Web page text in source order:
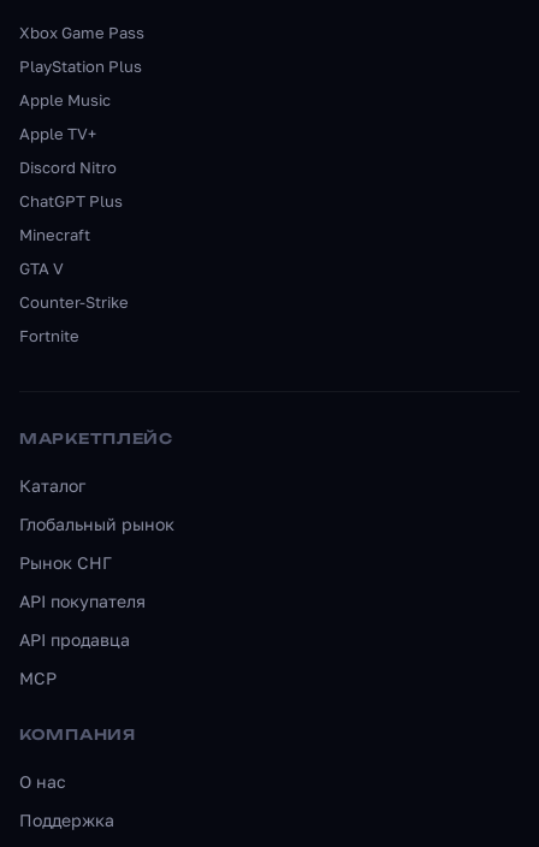
Xbox Game Pass
PlayStation Plus
Apple Music
Apple TV+
Discord Nitro
ChatGPT Plus
Minecraft
GTA V
Counter-Strike
Fortnite
МАРКЕТПЛЕЙС
Каталог
Глобальный рынок
Рынок СНГ
API покупателя
API продавца
MCP
КОМПАНИЯ
О нас
Поддержка